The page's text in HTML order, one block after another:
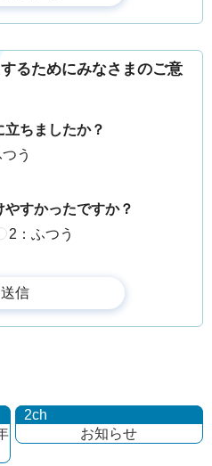
るためにみなさまのご意
ちましたか？
う
すかったですか？
2：ふつう
2ch
お知らせ